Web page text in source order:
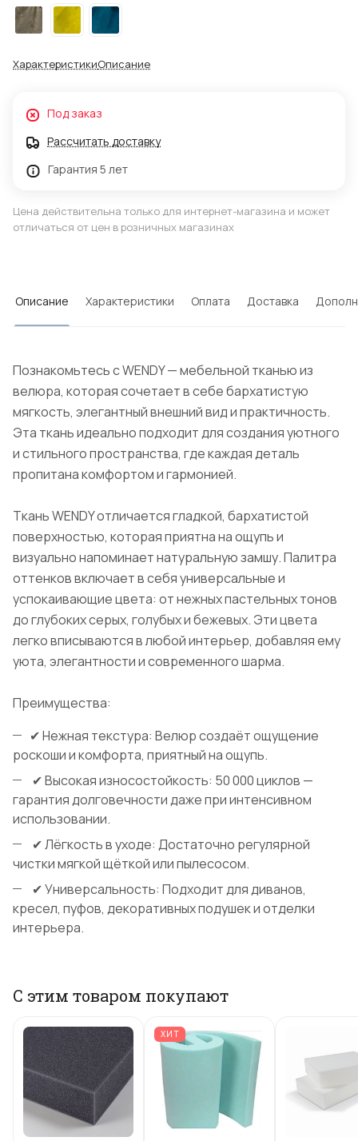
ХарактеристикиОписание
Под заказ
Рассчитать доставку
Гарантия 5 лет
Цена действительна только для интернет-магазина и может
отличаться от цен в розничных магазинах
Описание Характеристики Оплата Доставка
Познакомьтесь с WENDY — мебельной тканью из
велюра, которая сочетает в себе бархатистую
мягкость, элегантный внешний вид и практичность.
Эта ткань идеально подходит для создания уютного
и стильного пространства, где каждая деталь
пропитана комфортом и гармонией.
Ткань WENDY отличается гладкой, бархатистой
поверхностью, которая приятна на ощупь и
визуально напоминает натуральную замшу. Палитра
оттенков включает в себя универсальные и
успокаивающие цвета: от нежных пастельных тонов
до глубоких серых, голубых и бежевых. Эти цвета
легко вписываются в любой интерьер, добавляя ему
уюта, элегантности и современного шарма.
Преимущества:
✔ Нежная текстура: Велюр создаёт ощущение
роскоши и комфорта, приятный на ощупь.
✔ Высокая износостойкость: 50 000 циклов —
гарантия долговечности даже при интенсивном
использовании.
✔ Лёгкость в уходе: Достаточно регулярной
чистки мягкой щёткой или пылесосом.
✔ Универсальность: Подходит для диванов,
кресел, пуфов, декоративных подушек и отделки
интерьера.
С этим товаром покупают
ХИТ